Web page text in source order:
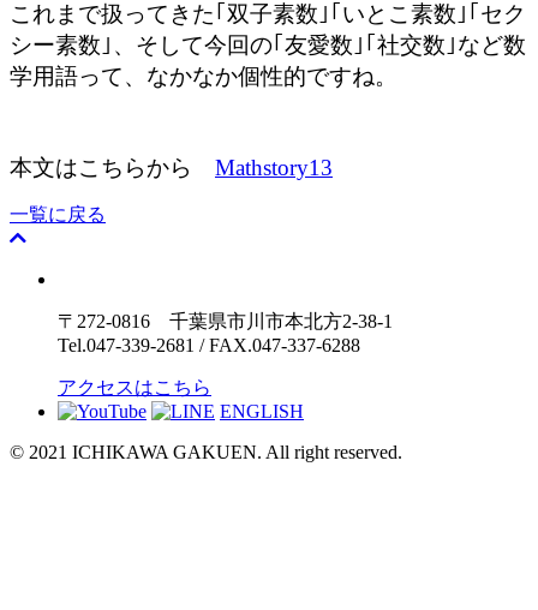
これまで扱ってきた｢双子素数｣｢いとこ素数｣｢セク
シー素数｣、そして今回の｢友愛数｣｢社交数｣など数
学用語って、なかなか個性的ですね。
本文はこちらから Mathstory13
一覧に戻る
〒272-0816 千葉県市川市本北方2-38-1
Tel.047-339-2681 / FAX.047-337-6288
アクセスはこちら
ENGLISH
© 2021 ICHIKAWA GAKUEN. All right reserved.